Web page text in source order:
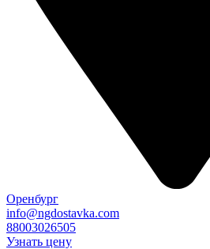
Оренбург
info@ngdostavka.com
88003026505
Узнать цену